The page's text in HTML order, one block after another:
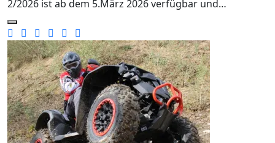
2/2026 ist ab dem 5.März 2026 verfügbar und…